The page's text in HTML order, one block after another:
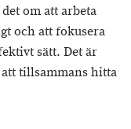
om att arbeta
och att fokusera
sätt. Det är
tillsammans hitta